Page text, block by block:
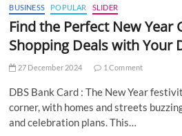
BUSINESS POPULAR SLIDER
Find the Perfect New Year
Shopping Deals with Your
27 December 2024 1 Comment
DBS Bank Card : The New Year
corner, with homes and streets
and celebration plans. This…